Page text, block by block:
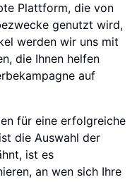
Plattform, die von
genutzt wird,
werden wir uns mit
die Ihnen helfen
auf
für eine erfolgreiche
die Auswahl der
ist es
an wen sich Ihre